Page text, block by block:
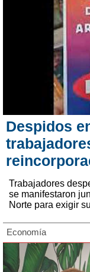
Despidos
Trabajadores
se manifestaron
Norte para exigir
Economía